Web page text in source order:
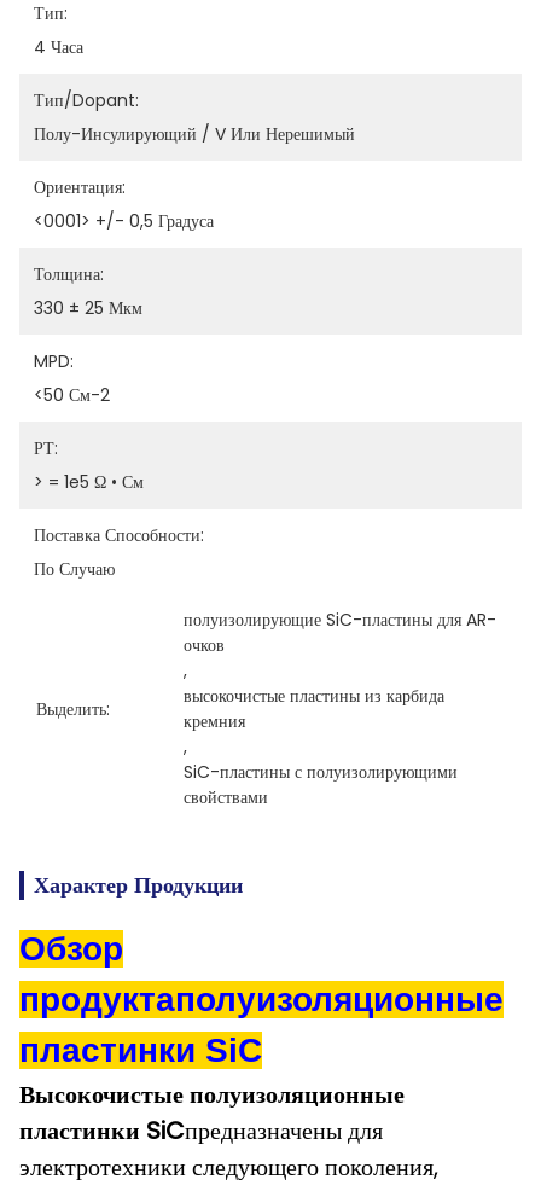
Тип:
4 Часа
Тип/Dopant:
Полу-Инсулирующий / V Или Нерешимый
Ориентация:
<0001> +/- 0,5 Градуса
Толщина:
330 ± 25 Мкм
MPD:
<50 См-2
РТ:
> = 1e5 Ω • См
Поставка Способности:
По Случаю
Выделить:
полуизолирующие SiC-пластины для AR-
очков
,
высокочистые пластины из карбида
кремния
,
SiC-пластины с полуизолирующими
свойствами
Характер Продукции
Обзор
продуктаполуизоляционные
пластинки SiC
Высокочистые полуизоляционные
пластинки SiCпредназначены для
электротехники следующего поколения,